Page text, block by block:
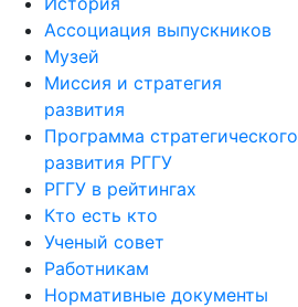
Ассоциация выпускников
Музей
Миссия и стратегия
развития
Программа стратегического
развития РГГУ
РГГУ в рейтингах
Кто есть кто
Ученый совет
Работникам
Нормативные документы